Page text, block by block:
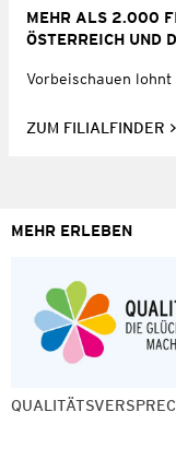
MEHR ALS 2.000
ÖSTERREICH UND
Vorbeischauen
ZUM FILIALFINDER
MEHR ERLEBEN